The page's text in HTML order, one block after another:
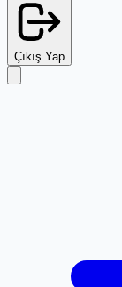
Çıkış Yap